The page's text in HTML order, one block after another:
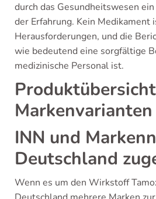
durch das Gesundheitswesen
der Erfahrung. Kein Medikament
Herausforderungen, und die
wie bedeutend eine sorgfältige
medizinische Personal ist.
Markenvarianten
INN und
Deutschland
Wenn es um den Wirkstoff